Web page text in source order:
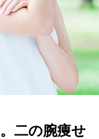
二の腕痩せ